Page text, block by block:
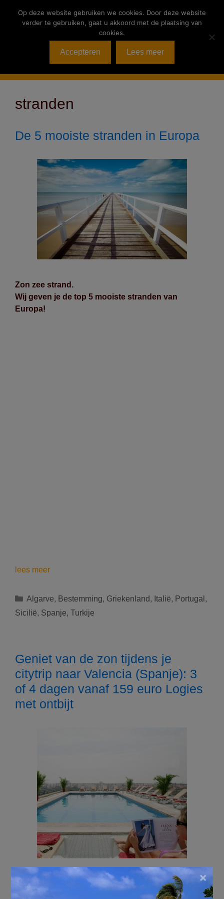
Menu
stranden
De 5 mooiste stranden in Europa
Zon zee strand.
Wij geven je de top 5 mooiste stranden van
Europa!
lees meerDe
stranden
in
Categorieën
Algarve, Bestemming, Griekenland, Italië, Portugal ,
Sicilië, Spanje, Turkije
Geniet van de zon tijdens je
citytrip naar Valencia (Spanje): 3
of 4 dagen vanaf 159 euro Logies
met ontbijt
Op deze website gebruiken we cookies. Door deze website
verder te gebruiken, gaat u akkoord met de plaatsing van
cookies.
Accepteren Lees meer
×